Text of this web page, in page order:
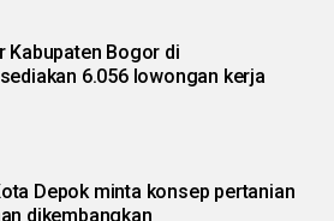
Kabupaten Bogor di
6.056 lowongan kerja
Depok minta konsep pertanian
dikembangkan